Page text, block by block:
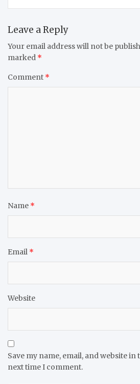
Leave a Reply
Your email address will not be
marked *
Comment *
Name *
Email *
Website
Save my name, email, and website
next time I comment.